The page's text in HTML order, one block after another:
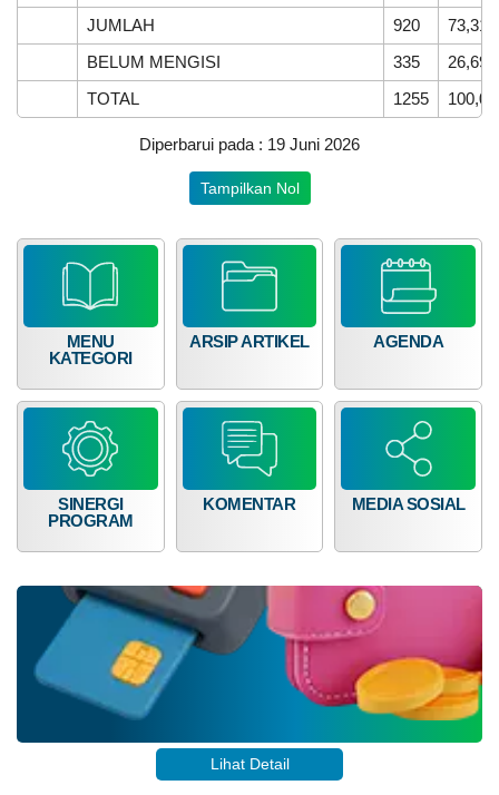
JUMLAH
920
BELUM MENGISI
335
TOTAL
1255
Diperbarui pada : 19 Juni 2026
Tampilkan Nol
MENU
KATEGORI
ARSIP ARTIKEL
2025
435
Kali
Nagari
Supayang
XII
Kecamatan
Salimpaung
AGENDA
SINERGI
PROGRAM
KOMENTAR MEDIA SOSIAL
Lihat Detail